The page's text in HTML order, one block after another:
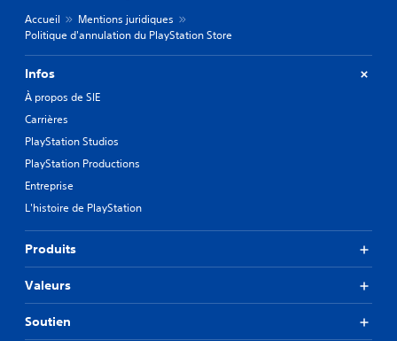
Accueil
Mentions juridiques
Politique d'annulation du PlayStation Store
Infos
À propos de SIE
Carrières
PlayStation Studios
PlayStation Productions
Entreprise
L'histoire de PlayStation
Produits
Valeurs
Soutien